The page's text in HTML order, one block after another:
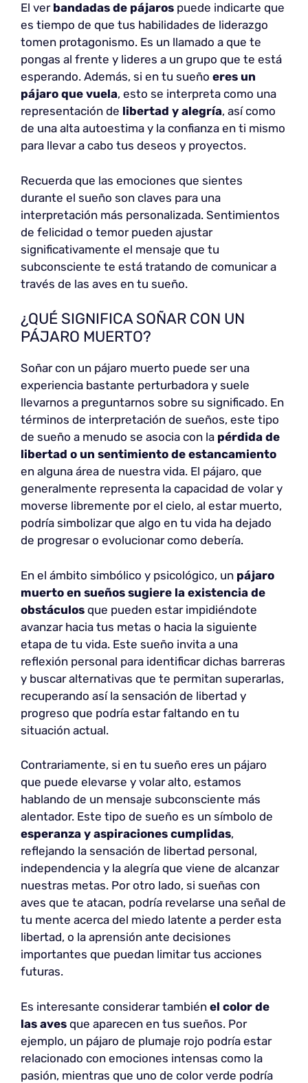
El ver bandadas de pájaros puede indicarte que
es tiempo de que tus habilidades de liderazgo
tomen protagonismo. Es un llamado a que te
pongas al frente y lideres a un grupo que te está
esperando. Además, si en tu sueño eres un
pájaro que vuela, esto se interpreta como una
representación de libertad y alegría, así como
de una alta autoestima y la confianza en ti mismo
para llevar a cabo tus deseos y proyectos.
Recuerda que las emociones que sientes
durante el sueño son claves para una
interpretación más personalizada. Sentimientos
de felicidad o temor pueden ajustar
significativamente el mensaje que tu
subconsciente te está tratando de comunicar a
través de las aves en tu sueño.
¿QUÉ SIGNIFICA SOÑAR CON UN
PÁJARO MUERTO?
Soñar con un pájaro muerto puede ser una
experiencia bastante perturbadora y suele
llevarnos a preguntarnos sobre su significado. En
términos de interpretación de sueños, este tipo
de sueño a menudo se asocia con la pérdida de
libertad o un sentimiento de estancamiento
en alguna área de nuestra vida. El pájaro, que
generalmente representa la capacidad de volar y
moverse libremente por el cielo, al estar muerto,
podría simbolizar que algo en tu vida ha dejado
de progresar o evolucionar como debería.
En el ámbito simbólico y psicológico, un pájaro
muerto en sueños sugiere la existencia de
obstáculos que pueden estar impidiéndote
avanzar hacia tus metas o hacia la siguiente
etapa de tu vida. Este sueño invita a una
reflexión personal para identificar dichas barreras
y buscar alternativas que te permitan superarlas,
recuperando así la sensación de libertad y
progreso que podría estar faltando en tu
situación actual.
Contrariamente, si en tu sueño eres un pájaro
que puede elevarse y volar alto, estamos
hablando de un mensaje subconsciente más
alentador. Este tipo de sueño es un símbolo de
esperanza y aspiraciones cumplidas,
reflejando la sensación de libertad personal,
independencia y la alegría que viene de alcanzar
nuestras metas. Por otro lado, si sueñas con
aves que te atacan, podría revelarse una señal de
tu mente acerca del miedo latente a perder esta
libertad, o la aprensión ante decisiones
importantes que puedan limitar tus acciones
futuras.
Es interesante considerar también el color de
las aves que aparecen en tus sueños. Por
ejemplo, un pájaro de plumaje rojo podría estar
relacionado con emociones intensas como la
pasión, mientras que uno de color verde podría